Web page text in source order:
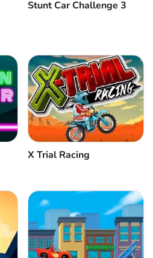
Stunt Car Challenge 3
X Trial Racing